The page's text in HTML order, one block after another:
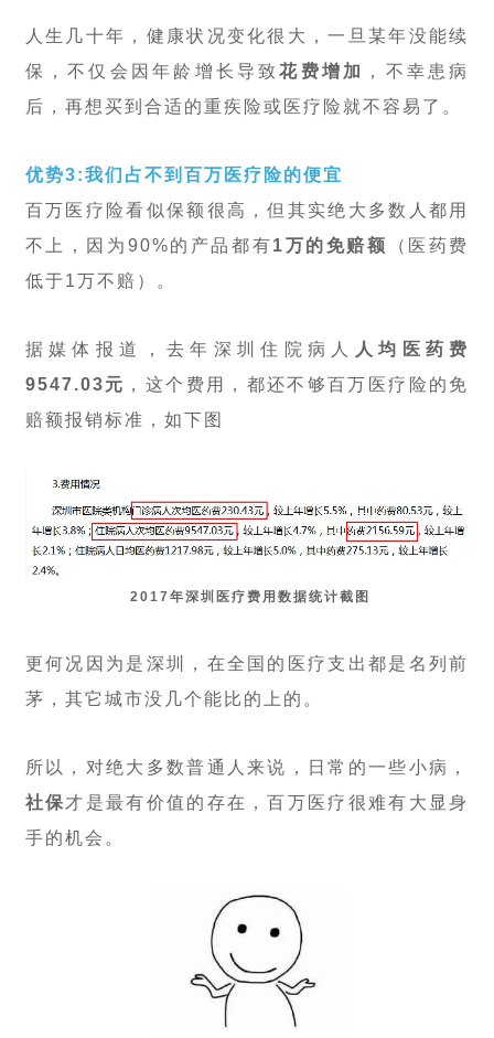
人生几十年，健康状况变化很大，一旦某年没能续
保，不仅会因年龄增长导致花费增加
，不幸患病
后，再想买到合适的重疾险或医疗险就不容易了。
优势3:我们占不到百万医疗险的便宜
百万医疗险看似保额很高，但其实绝大多数人都用
不上，因为90%的产品都有1万的免赔额
（医药费
低于1万不赔）。
据媒体报道，去年深圳住院病人
人均医药费
9547.03元 ，这个费用，都还不够百万医疗险的免
赔额报销标准，如下图
2017年深圳医疗费用数据统计截图
更何况因为是深圳，在全国的医疗支出都是名列前
茅，其它城市没几个能比的上的。
所以，对绝大多数普通人来说，日常的一些小病，
社保才是最有价值的存在，百万医疗很难有大显身
手的机会。